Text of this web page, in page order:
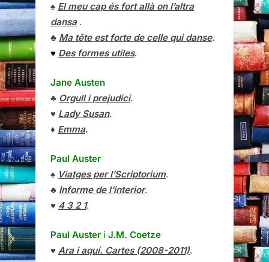
♠ El meu cap és fort allà on l’altra
dansa.
♣ Ma tête est forte de celle qui danse.
♥ Des formes utiles.
Jane Austen
♣ Orgull i prejudici.
♥ Lady Susan.
♦ Emma.
Paul Auster
♠ Viatges per l’Scriptorium.
♣ Informe de l’interior.
♥ 4 3 2 1.
Paul Auster i J.M. Coetze
♥ Ara i aquí. Cartes (2008-2011).